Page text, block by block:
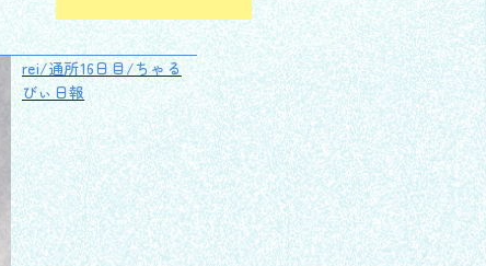
rei/通所16日目/ちゃる
びぃ日報